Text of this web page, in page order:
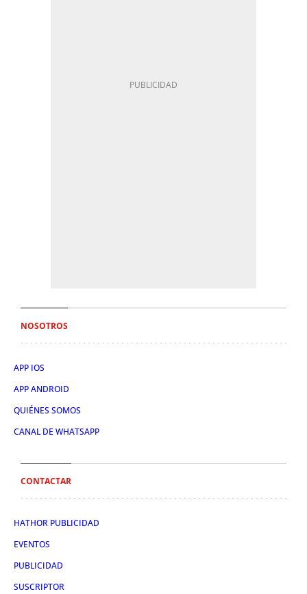
NOSOTROS
APP IOS
APP ANDROID
QUIÉNES SOMOS
CANAL DE WHATSAPP
CONTACTAR
HATHOR PUBLICIDAD
EVENTOS
PUBLICIDAD
SUSCRIPTOR